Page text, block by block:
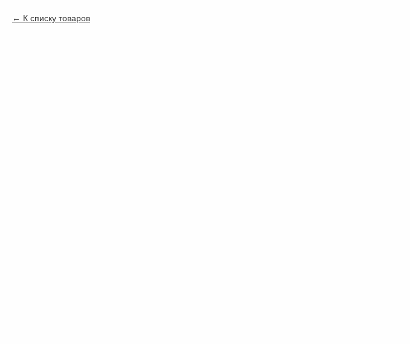
К списку товаров